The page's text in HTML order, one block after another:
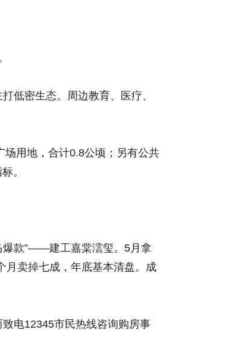
低密生态。周边教育、医疗、
用地，合计0.8公顷；另有公共
。
爆款”——建工嘉棠澐玺。5月拿
月卖掉七成，年底基本清盘。成
电12345市民热线咨询购房事